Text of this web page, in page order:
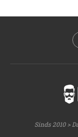
Sinds 2010 >